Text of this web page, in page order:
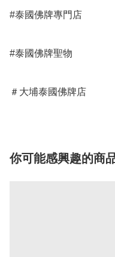
#泰國佛牌專門店
#泰國佛牌聖物
＃大埔泰國佛牌店
你可能感興趣的商